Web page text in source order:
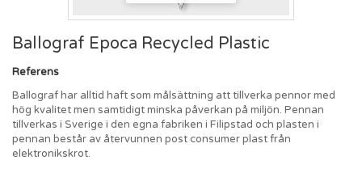
Ballograf Epoca Recycled Plastic
Referens
Ballograf har alltid haft som målsättning att tillverka pennor med
hög kvalitet men samtidigt minska påverkan på miljön. Pennan
tillverkas i Sverige i den egna fabriken i Filipstad och plasten i
pennan består av återvunnen post consumer plast från
elektronikskrot.